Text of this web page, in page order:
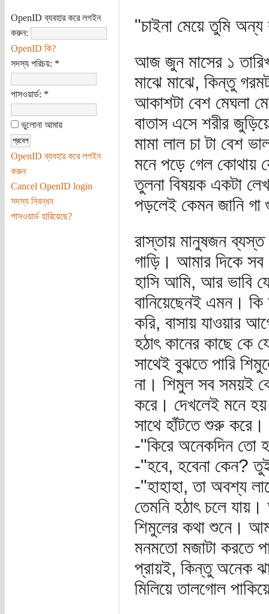
OpenID ব্যবহার করে লগইন
করুন:
OpenID কি?
সদস্য পরিচয়: *
পাসওয়ার্ড: *
ভুলোনা আমায়
OpenID ব্যবহার করে লগইন
করুন
Cancel OpenID login
সদস্য নিবন্ধন
পাসওয়ার্ড হারিয়েছে?
"চাইনা মেয়ে তুমি
আজ জুন মাসের ১ তারিখ,
মাঝে মাঝে, কিন্তু
আকাশটা বেশ মেঘলা
বাতাস এসে শরীর
মামা লাল চা টা বেশ
মনে পড়ে গেল কোথায়
তুলনা বিষয়ক একটা
পড়লেই কেমন জানি গা
রাস্তায় মানুষজন
গাড়ি। আমার দিকে সব
হাসি আমি, আর ভাবি
বানিয়েছেনই এমন। কি
করি, বাসায় যাওয়ার
হঠাৎ কানের কাছে কে
সাথেই বুঝতে পারি
না। শিমুল সব সময়ই
করে। দেখলেই মনে
সাথে হাঁটতে শুরু
-"কিরে অনেকদিন তো
-"হবে, হবেনা কেন?
-"হাহাহা, তা অবশ্য
তেমনি হঠাৎ চলে
শিমুলের কথা শুনে।
মনমতো মজাটা করতে
প্রায়ই, কিন্তু অনেক
মিলিয়ে তালগোল